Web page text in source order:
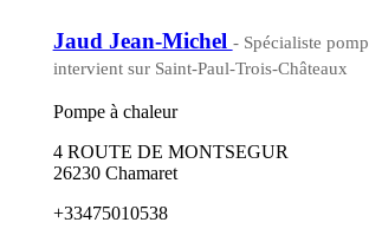
Jaud Jean-Michel - Spécialiste
intervient sur Saint-Paul-Trois-Châteaux
Pompe à chaleur
4 ROUTE DE MONTSEGUR
26230 Chamaret
+33475010538